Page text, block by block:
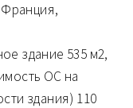
Франция,
здание 535 м2,
ОС на
здания) 110